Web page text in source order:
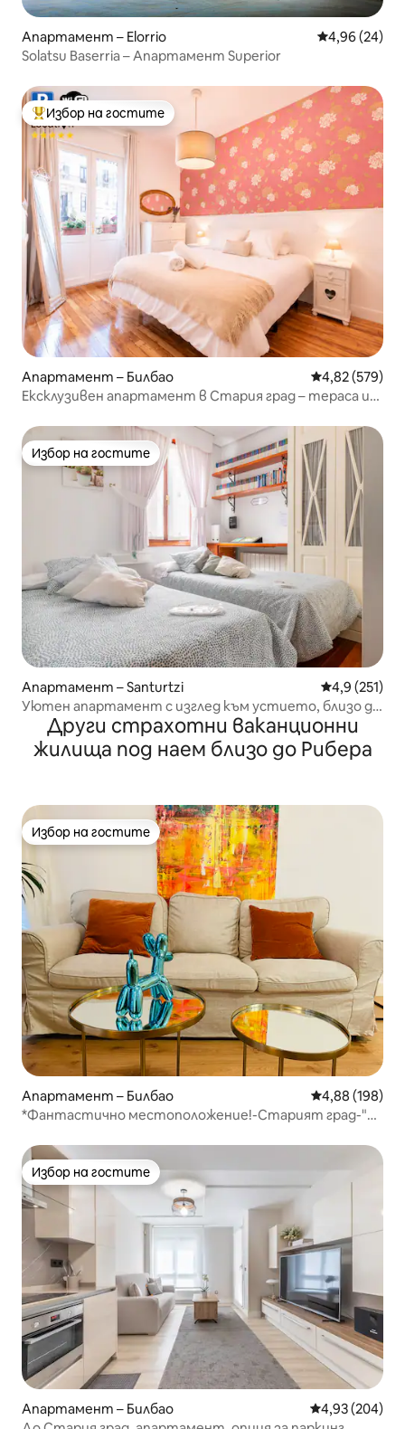
Апартамент – Elorrio Средна
4,96 (24)
Solatsu Baserria – Апартамент Superior
Най-популярен избор на гостите
Избор на гостите
Апартамент – Билбао Средна
4,82 (579)
Ексклузивен апартамент в Стария град – тераса и
Избор на гостите
Избор на гостите
Апартамент – Santurtzi Средна
4,9 (251)
Уютен апартамент с изглед към устието, близо до
Билбао
Други страхотни ваканционни
жилища под наем близо до Рибера
Избор на гостите
Избор на гостите
Апартамент – Билбао Средна
4,88 (198)
*Фантастично местоположение!-Старият град-"El
Избор на гостите
Избор на гостите
Апартамент – Билбао Средна
4,93 (204)